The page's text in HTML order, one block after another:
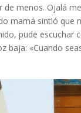
de menos. Ojalá
mamá sintió que
pude escuchar
baja: «Cuando